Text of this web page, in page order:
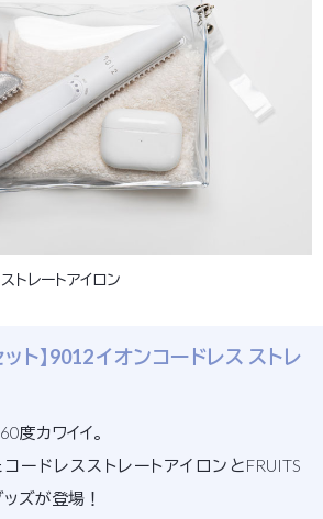
トレートアイロン
ト】9012 イオンコードレス ストレ
度カワイイ。
ードレスストレートアイロンとFRUITS
ズが登場！